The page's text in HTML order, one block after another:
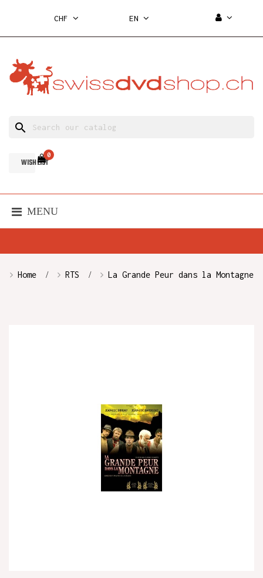
CHF EN
search
WISH LIST
0
MENU
Home RTS La Grande Peur dans la Montagne